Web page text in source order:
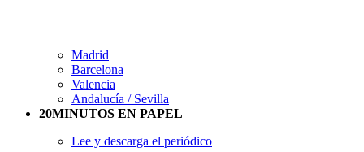
Madrid
Barcelona
Valencia
Andalucía / Sevilla
20MINUTOS EN PAPEL
Lee y descarga el periódico